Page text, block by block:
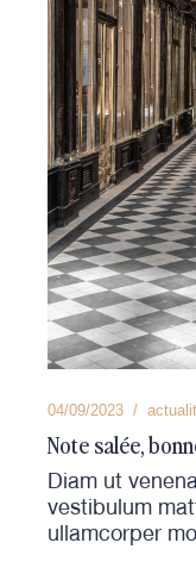
04/09/2023
Note salée,
Diam ut
vestibulum
ullamcorper